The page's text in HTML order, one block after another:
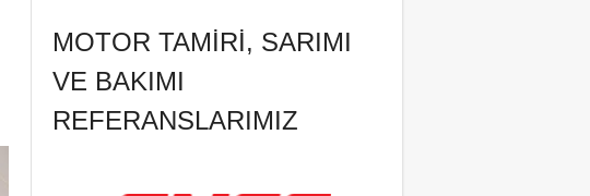
MOTOR TAMIRI, SARIMI
VE BAKIMI
REFERANSLARIMIZ